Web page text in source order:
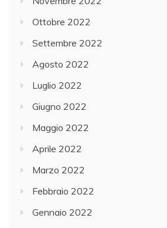
Ottobre 2022
Settembre 2022
Agosto 2022
Luglio 2022
Giugno 2022
Maggio 2022
Aprile 2022
Marzo 2022
Febbraio 2022
Gennaio 2022